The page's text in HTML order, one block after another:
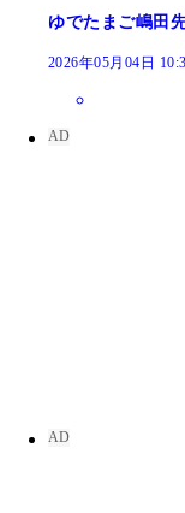
ゆでたまご嶋田
2026年05月04日